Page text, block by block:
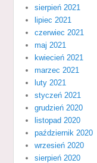
sierpień 2021
lipiec 2021
czerwiec 2021
maj 2021
kwiecień 2021
marzec 2021
luty 2021
styczeń 2021
grudzień 2020
listopad 2020
październik 2020
wrzesień 2020
sierpień 2020